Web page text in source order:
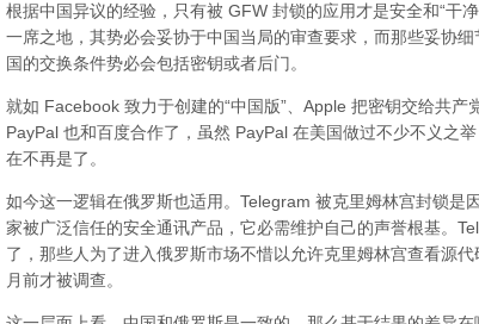
根据中国异议的经验，只有被 GFW 封锁的应用才是安全和“干
一席之地，其势必会妥协于中国当局的审查要求，而那些妥协
国的交换条件势必会包括密钥或者后门。
就如 Facebook 致力于创建的“中国版”、Apple 把密钥交给共
PayPal 也和百度合作了，虽然 PayPal 在美国做过不少不义之
在不再是了。
如今这一逻辑在俄罗斯也适用。Telegram 被克里姆林宫封锁是
家被广泛信任的安全通讯产品，它必需维护自己的声誉根基。
了，那些人为了进入俄罗斯市场不惜以允许克里姆林宫查看源
月前才被调查。